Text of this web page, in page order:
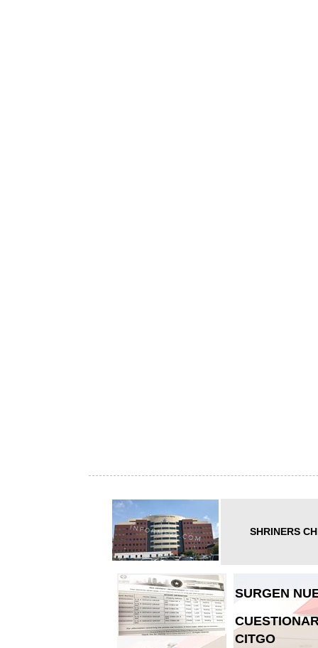
SHRINERS
SURGEN
CITGO